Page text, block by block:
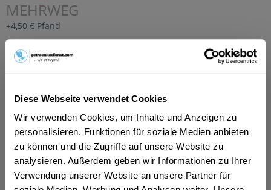
Diese Webseite verwendet Cookies
Wir verwenden Cookies, um Inhalte und Anzeigen zu
personalisieren, Funktionen für soziale Medien anbieten
zu können und die Zugriffe auf unsere Website zu
analysieren. Außerdem geben wir Informationen zu Ihrer
Verwendung unserer Website an unsere Partner für
MEHRWEG
+4,50 € Pfand
In denWarenkorb
Verfügbar in:
mehr
"Duponia Iso Iso 20 x 0,5l"